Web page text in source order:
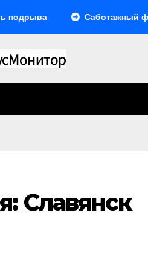
Саботажный фронт
Славянск